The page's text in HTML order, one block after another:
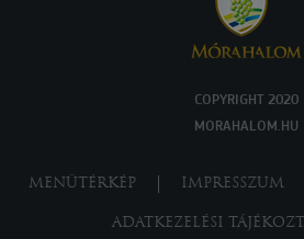
COPYRIGHT 2020
MORAHALOM.HU
MENÜTÉRKÉP IMPRESSZUM
ADATKEZELÉSI